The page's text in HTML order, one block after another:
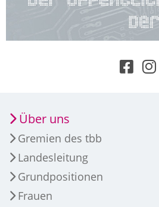
Über uns
Gremien des tbb
Landesleitung
Grundpositionen
Frauen